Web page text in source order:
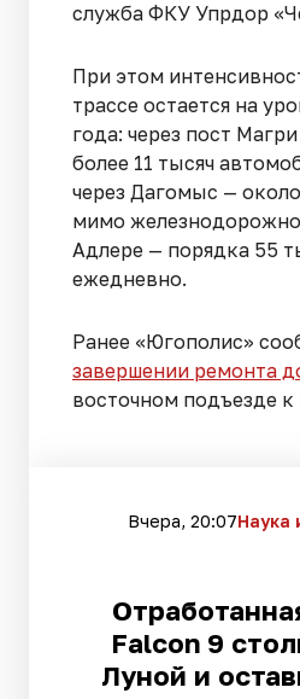
служба ФКУ Упрдор
При этом
трассе остается на
года: через пост
более 11 тысяч
через Дагомыс —
мимо
Адлере — порядка 55
ежедневно.
Ранее «Югополис»
завершении ремонта
восточном подъезде
Вчера, 20:07Наука
Falcon 9
Луной и